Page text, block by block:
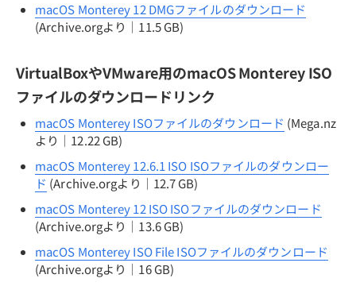
macOS Monterey 12 DMGファイルのダウンロード
(Archive.orgより｜11.5 GB)
VirtualBoxやVMware用のmacOS Monterey ISO
ファイルのダウンロードリンク
macOS Monterey ISOファイルのダウンロード (Mega.nz
より｜12.22 GB)
macOS Monterey 12.6.1 ISO ISOファイルのダウンロー
ド (Archive.orgより｜12.7 GB)
macOS Monterey 12 ISO ISOファイルのダウンロード
(Archive.orgより｜13.6 GB)
macOS Monterey ISO File ISOファイルのダウンロード
(Archive.orgより｜16 GB)